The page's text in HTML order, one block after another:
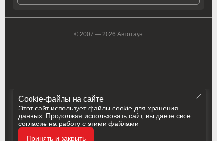
Cookie-файлы на сайте
Этот сайт использует файлы cookie для хранения
данных. Продолжая использовать сайт, вы даете свое
согласие на работу с этими файлами
Принять и закрыть
© 2007 — 2026 Автотаун
Политика конфиденциальности
Разработка
ZAZ
ZAZ